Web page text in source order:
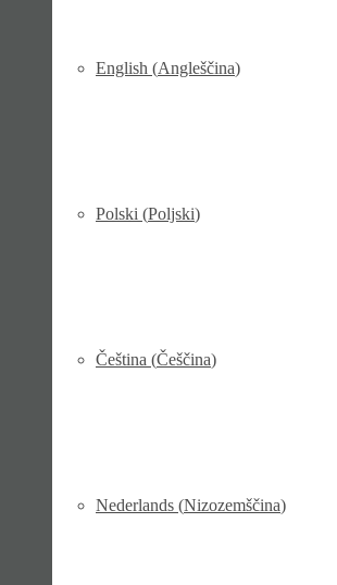
English (Angleščina)
Polski (Poljski)
Čeština (Češčina)
Nederlands (Nizozemščina)